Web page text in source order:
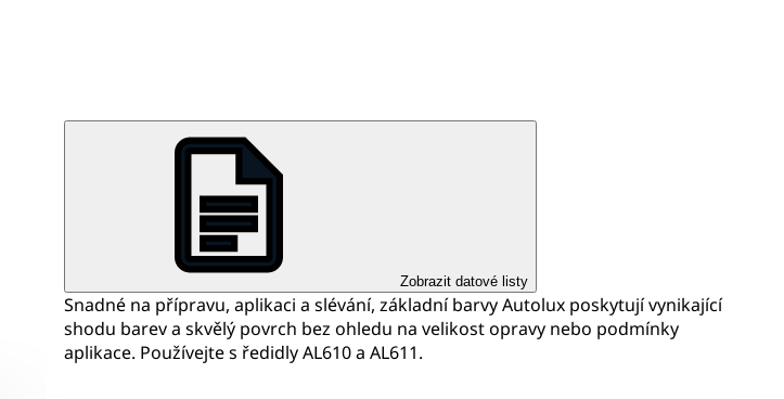
Zobrazit datové listy
Snadné na přípravu, aplikaci a slévání, základní barvy Autolux poskytují vynikající
shodu barev a skvělý povrch bez ohledu na velikost opravy nebo podmínky
aplikace. Používejte s ředidly AL610 a AL611.